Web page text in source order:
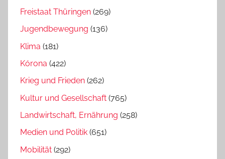
Freistaat Thüringen (269)
Jugendbewegung (136)
Klima (181)
Kórona (422)
Krieg und Frieden (262)
Kultur und Gesellschaft (765)
Landwirtschaft, Ernährung (258)
Medien und Politik (651)
Mobilität (292)